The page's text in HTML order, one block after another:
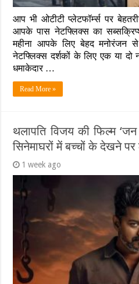
आप भी ओटीटी प्लेटफॉर्म्स पर
आपके पास नेटफ्लिक्स का
महीना आपके लिए बेहद मनोरंजन
नेटफ्लिक्स दर्शकों के लिए एक या दो
धमाकेदार …
Read More »
थलापति विजय की फिल्म ‘जन
सिनेमाघरों में बच्चों के देखने पर
1 week ago